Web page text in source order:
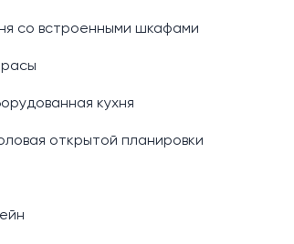
со встроенными шкафами
кухня
открытой планировки